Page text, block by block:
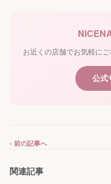
お近くの店舗でお気軽に
公式
‹ 前の記事へ
関連記事